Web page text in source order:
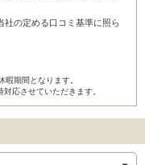
社の定める口コミ基準に照ら
期間となります。
応させていただきます。